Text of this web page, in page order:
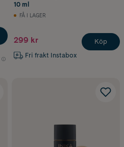
10 ml
FÅ I LAGER
299 kr
Fri frakt Instabox
Köp